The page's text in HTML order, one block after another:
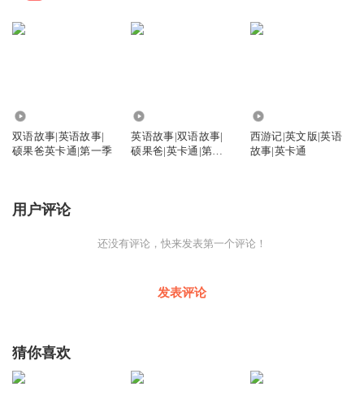
双语故事|英语故事|
硕果爸英卡通|第一季
英语故事|双语故事|
硕果爸|英卡通|第二
西游记|英文版|英语
故事|英卡通
用户评论
还没有评论，快来发表第一个评论！
发表评论
猜你喜欢